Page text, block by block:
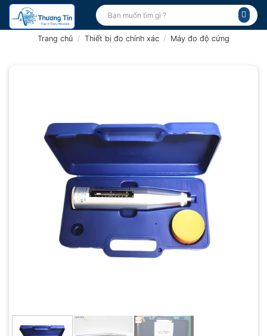
Bỏ
qua
Tìm
kiếm:
Trang chủ / Thiết bị đo chính xác / Máy đo độ cứng